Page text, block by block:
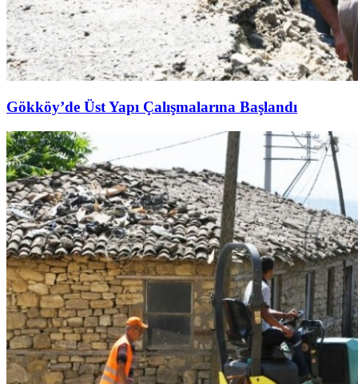
Gökköy’de Üst Yapı Çalışmalarına Başlandı